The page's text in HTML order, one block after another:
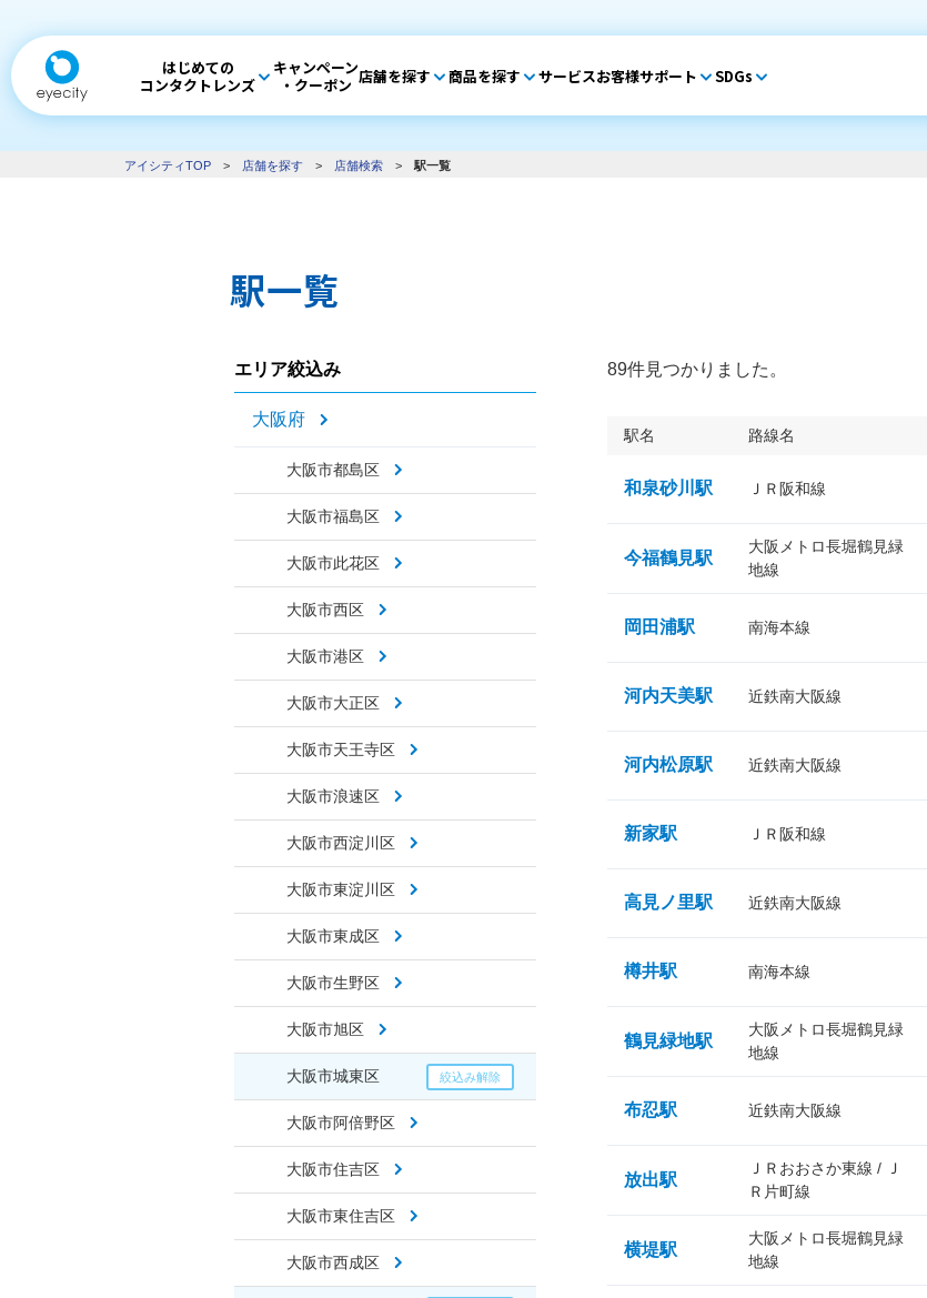
はじめての
コンタクトレンズ
キャンペーン
・クーポン 店舗を探す 商品を探す サービスお客様サポート SDGs
アイシティTOP > 店舗を探す > 店舗検索 > 駅一覧
駅一覧
エリア絞込み
大阪府
大阪市都島区
大阪市福島区
大阪市此花区
大阪市西区
大阪市港区
大阪市大正区
大阪市天王寺区
大阪市浪速区
大阪市西淀川区
大阪市東淀川区
大阪市東成区
大阪市生野区
大阪市旭区
大阪市城東区
大阪市阿倍野区
大阪市住吉区
大阪市東住吉区
大阪市西成区
89件見つかりました。
駅名 路線名
和泉砂川駅 ＪＲ阪和線
今福鶴見駅
大阪メトロ長堀鶴見緑
地線
岡田浦駅 南海本線
河内天美駅 近鉄南大阪線
河内松原駅 近鉄南大阪線
新家駅 ＪＲ阪和線
高見ノ里駅 近鉄南大阪線
樽井駅 南海本線
鶴見緑地駅
大阪メトロ長堀鶴見緑
地線
布忍駅 近鉄南大阪線
放出駅
ＪＲおおさか東線 / Ｊ
Ｒ片町線
横堤駅
大阪メトロ長堀鶴見緑
地線